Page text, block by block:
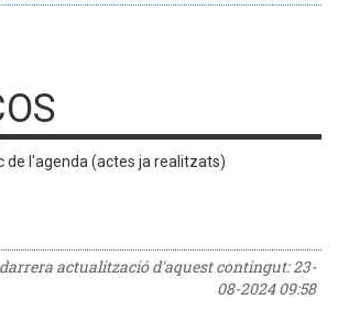
de l'agenda (actes ja realitzats)
actualització d'aquest contingut:23-
08-2024 09:58